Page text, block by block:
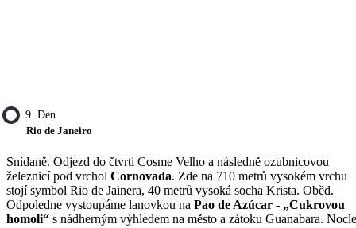
9. Den
Rio de Janeiro
Snídaně. Odjezd do čtvrti Cosme Velho a následně ozubnicovou
železnicí pod vrchol Cornovada. Zde na 710 metrů vysokém vrchu
stojí symbol Rio de Jainera, 40 metrů vysoká socha Krista. Oběd.
Odpoledne vystoupáme lanovkou na Pao de Azúcar - „Cukrovou
homoli“ s nádherným výhledem na město a zátoku Guanabara.